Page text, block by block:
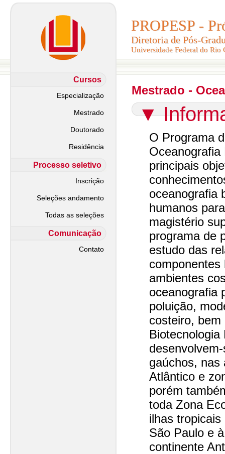
PROPESP -
Diretoria de Pós-
Universidade Federal do Rio
PROPESP -
Diretoria de Pós-
Universidade Federal do Rio
Cursos
Especialização
Mestrado
Doutorado
Residência
Processo seletivo
Inscrição
Seleções andamento
Todas as seleções
Comunicação
Contato
Mestrado -
▼
O Programa
principais
oceanografia
humanos
magistério
programa de
estudo das
componentes
ambientes
oceanografia
poluição,
costeiro, bem
gaúchos, nas
Atlântico e
porém
toda Zona
ilhas
São Paulo e
continente